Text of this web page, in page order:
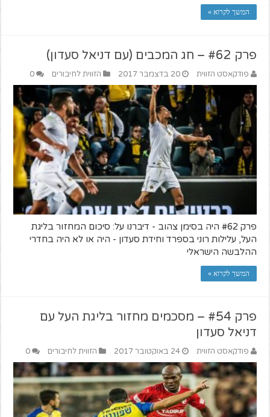
המשך לקרוא »
פרק #62 – חג המכבים (עם דניאל סעדון)
פודקאסט הזווית 20 בדצמבר 2017 הזווית לחיבורים 0
פרק #62 היה בסימן צהוב - דיברנו על: סיכום המחזור בליגת
העל, עלילות רוני בספרד וחידת סעדון - היה או לא היה בחדרי
ההלבשה הישראלי
המשך לקרוא »
פרק #54 – מסכמים מחזור בליגת העל עם
דניאל סעדון
פודקאסט הזווית 24 באוקטובר 2017 הזווית לחיבורים 0